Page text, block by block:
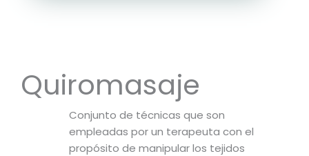
Quiromasaje
Conjunto de técnicas que son
empleadas por un terapeuta con el
propósito de manipular los tejidos